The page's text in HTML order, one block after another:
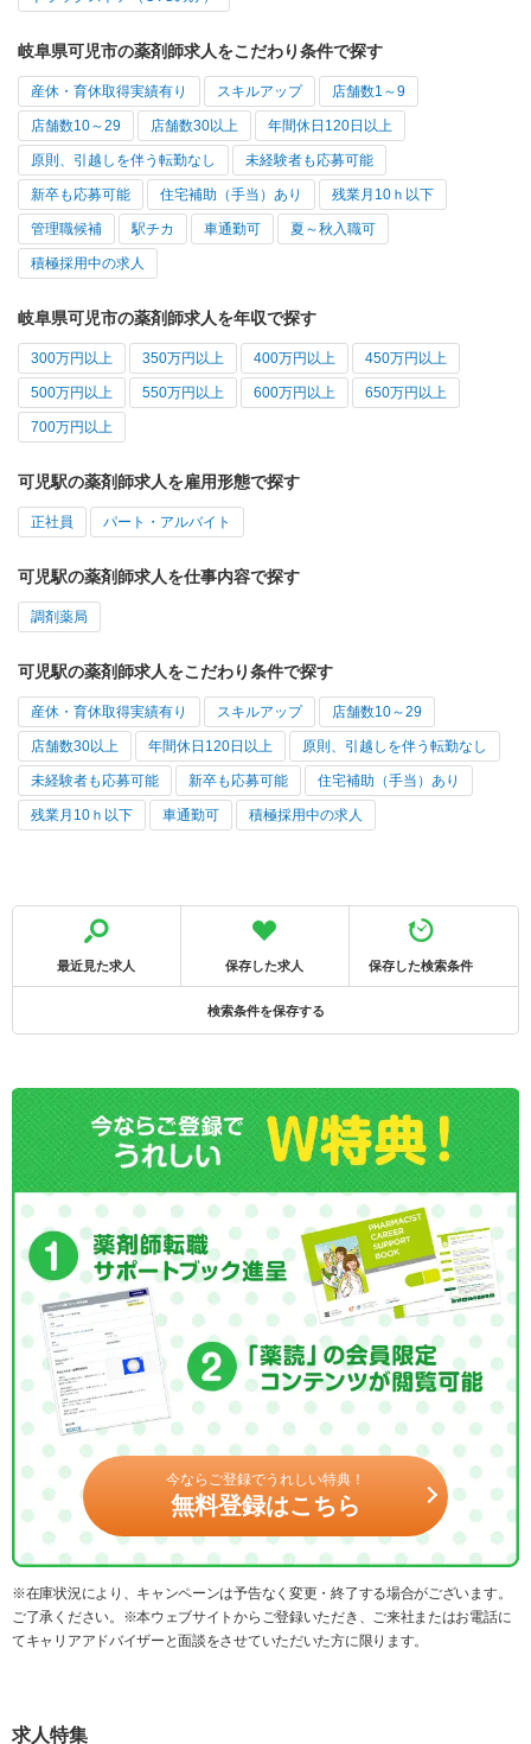
岐阜県可児市の薬剤師求人をこだわり条件で探す
産休・育休取得実績有り スキルアップ 店舗数1～9
店舗数10～29 店舗数30以上 年間休日120日以上
原則、引越しを伴う転勤なし 未経験者も応募可能
新卒も応募可能 住宅補助（手当）あり 残業月10ｈ以下
管理職候補 駅チカ 車通勤可 夏～秋入職可
積極採用中の求人
岐阜県可児市の薬剤師求人を年収で探す
300万円以上 350万円以上 400万円以上 450万円以上
500万円以上 550万円以上 600万円以上 650万円以上
700万円以上
可児駅の薬剤師求人を雇用形態で探す
正社員 パート・アルバイト
可児駅の薬剤師求人を仕事内容で探す
調剤薬局
可児駅の薬剤師求人をこだわり条件で探す
産休・育休取得実績有り スキルアップ 店舗数10～29
店舗数30以上 年間休日120日以上 原則、引越しを伴う転勤なし
未経験者も応募可能 新卒も応募可能 住宅補助（手当）あり
残業月10ｈ以下 車通勤可 積極採用中の求人
最近見た求人 保存した求人 保存した検索条件
検索条件を保存する
今ならご登録でうれしい特典！
無料登録はこちら
※在庫状況により、キャンペーンは予告なく変更・終了する場合がございます。
ご了承ください。※本ウェブサイトからご登録いただき、ご来社またはお電話に
てキャリアアドバイザーと面談をさせていただいた方に限ります。
求人特集